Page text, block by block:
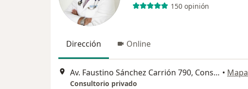
150 opinión
Dirección Online
Av. Faustino Sánchez Carrión 790, Consultorio 1503, Magdalena del Mar • Mapa
Consultorio privado